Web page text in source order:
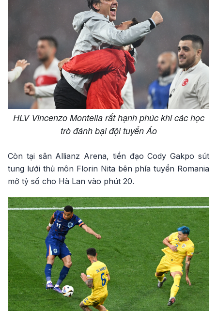
HLV Vincenzo Montella rất hạnh phúc khi các học
trò đánh bại đội tuyển Áo
Còn tại sân Allianz Arena, tiền đạo Cody Gakpo sút
tung lưới thủ môn Florin Nita bên phía tuyển Romania
mở tỷ số cho Hà Lan vào phút 20.